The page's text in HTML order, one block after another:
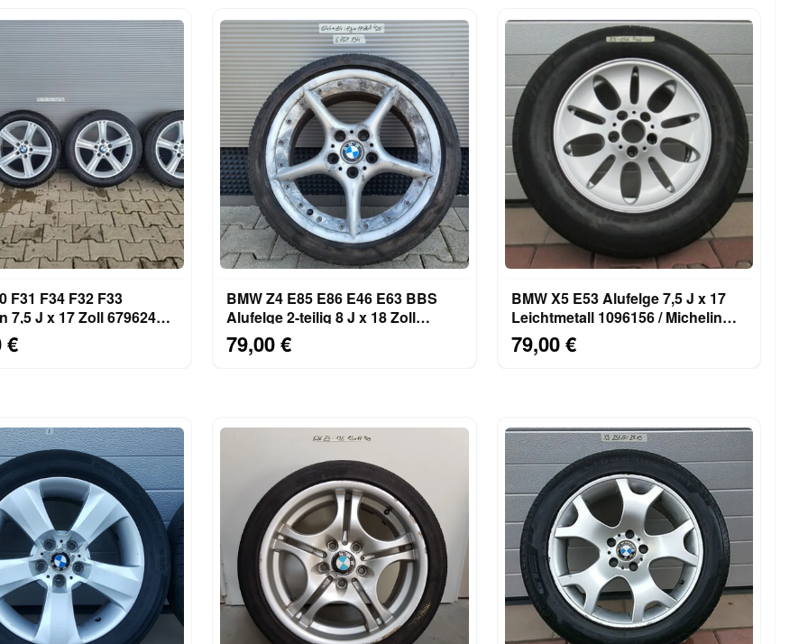
F31 F34 F32 F33
7,5 J x 17 Zoll 6796242
50 ABHOLUNG
€
BMW Z4 E85 E86 E46 E63 BBS
Alufelge 2-teilig 8 J x 18 Zoll
6758194 ABHOLUNG
79,00 €
BMW X5 E53 Alufelge 7,5 J x 17
Leichtmetall 1096156 / Michelin
M+S 235/65 R17
79,00 €